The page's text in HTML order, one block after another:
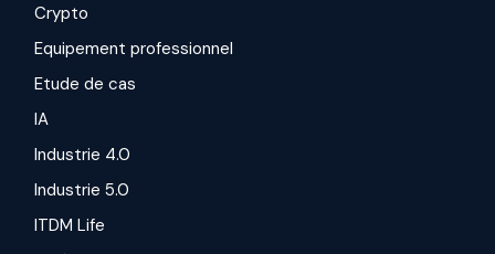
Crypto
Equipement professionnel
Etude de cas
IA
Industrie 4.0
Industrie 5.0
ITDM Life